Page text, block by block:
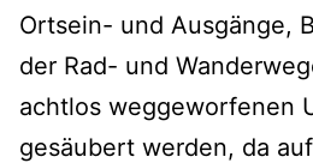
Ortsein- und Ausgänge,
der Rad- und
achtlos weggeworfenen
gesäubert werden, da